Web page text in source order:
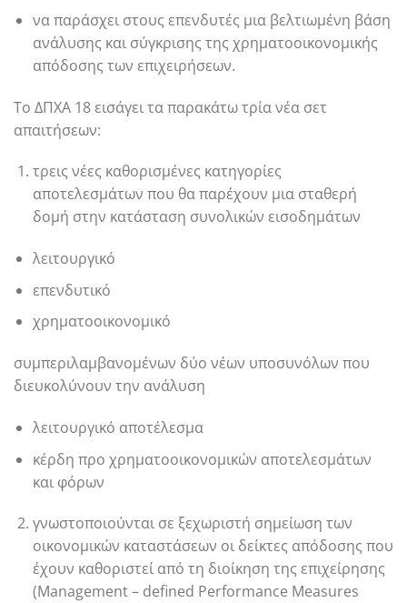
να παράσχει στους επενδυτές μια βελτιωμένη βάση
ανάλυσης και σύγκρισης της χρηματοοικονομικής
απόδοσης των επιχειρήσεων.
Το ΔΠΧΑ 18 εισάγει τα παρακάτω τρία νέα σετ
απαιτήσεων:
τρεις νέες καθορισμένες κατηγορίες
αποτελεσμάτων που θα παρέχουν μια σταθερή
δομή στην κατάσταση συνολικών εισοδημάτων
λειτουργικό
επενδυτικό
χρηματοοικονομικό
συμπεριλαμβανομένων δύο νέων υποσυνόλων που
διευκολύνουν την ανάλυση
λειτουργικό αποτέλεσμα
κέρδη προ χρηματοοικονομικών αποτελεσμάτων
και φόρων
γνωστοποιούνται σε ξεχωριστή σημείωση των
οικονομικών καταστάσεων οι δείκτες απόδοσης που
έχουν καθοριστεί από τη διοίκηση της επιχείρησης
(Management – defined Performance Measures